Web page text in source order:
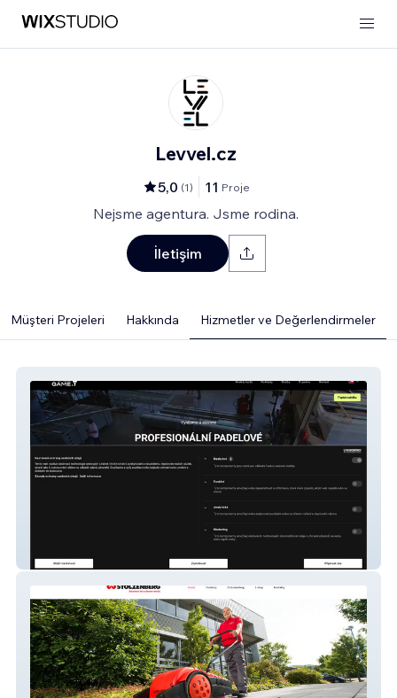
Levvel.cz
5,0 (1) 11 Proje
Nejsme agentura. Jsme rodina.
İletişim
Müşteri Projeleri Hakkında Hizmetler ve Değerlendirmeler
Padelgame.cz